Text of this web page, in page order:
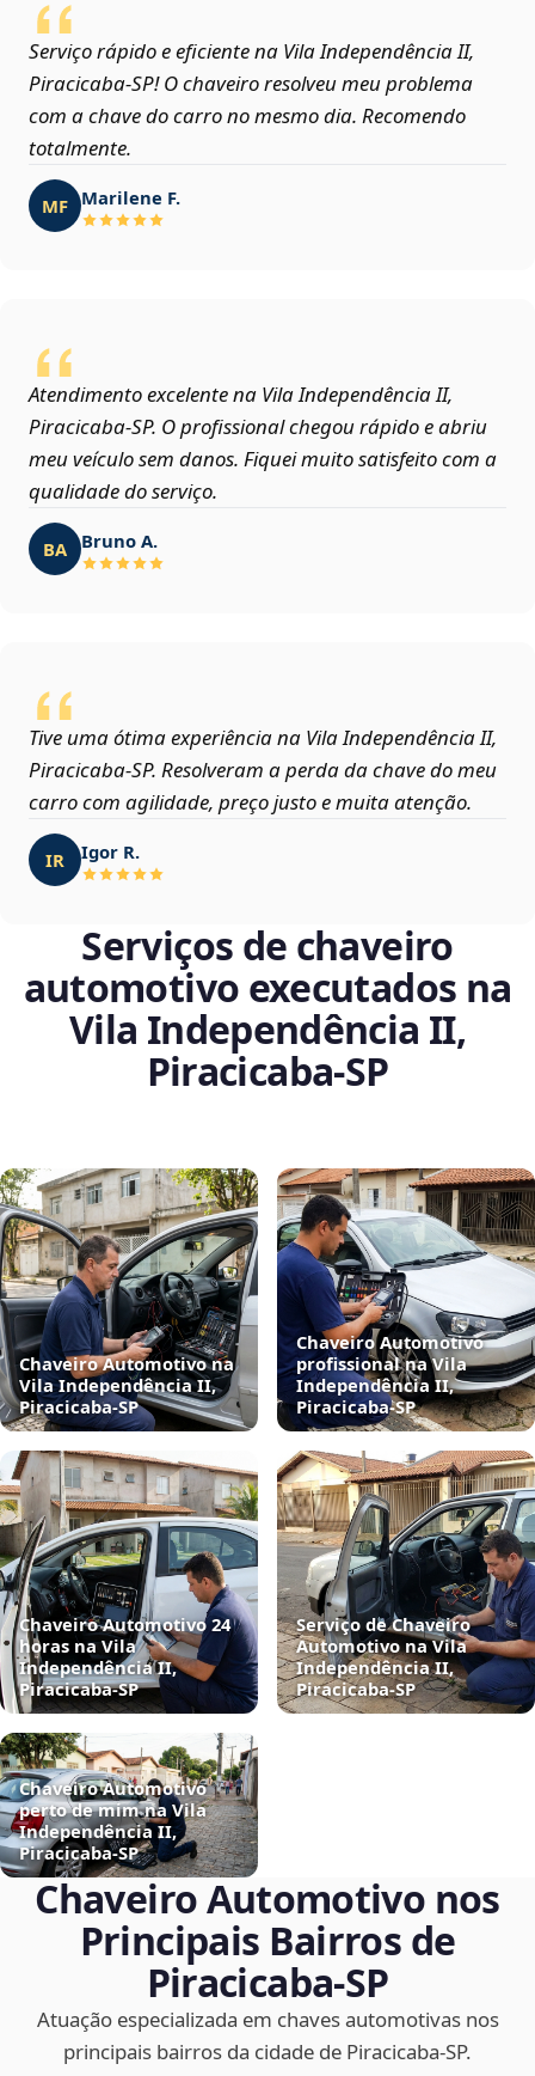
Serviço rápido e eficiente na Vila Independência II,
Piracicaba‑SP! O chaveiro resolveu meu problema
com a chave do carro no mesmo dia. Recomendo
totalmente.
MF Marilene F.
Atendimento excelente na Vila Independência II,
Piracicaba‑SP. O profissional chegou rápido e abriu
meu veículo sem danos. Fiquei muito satisfeito com a
qualidade do serviço.
BA Bruno A.
Tive uma ótima experiência na Vila Independência II,
Piracicaba‑SP. Resolveram a perda da chave do meu
carro com agilidade, preço justo e muita atenção.
IR Igor R.
Serviços de chaveiro
automotivo executados na
Vila Independência II,
Piracicaba‑SP
Chaveiro Automotivo na
Vila Independência II,
Piracicaba‑SP
Chaveiro Automotivo
profissional na Vila
Independência II,
Piracicaba‑SP
Chaveiro Automotivo 24
horas na Vila
Independência II,
Piracicaba‑SP
Serviço de Chaveiro
Automotivo na Vila
Independência II,
Piracicaba‑SP
Chaveiro Automotivo
perto de mim na Vila
Independência II,
Piracicaba‑SP
Chaveiro Automotivo nos
Principais Bairros de
Piracicaba‑SP
Atuação especializada em chaves automotivas nos
principais bairros da cidade de Piracicaba‑SP.